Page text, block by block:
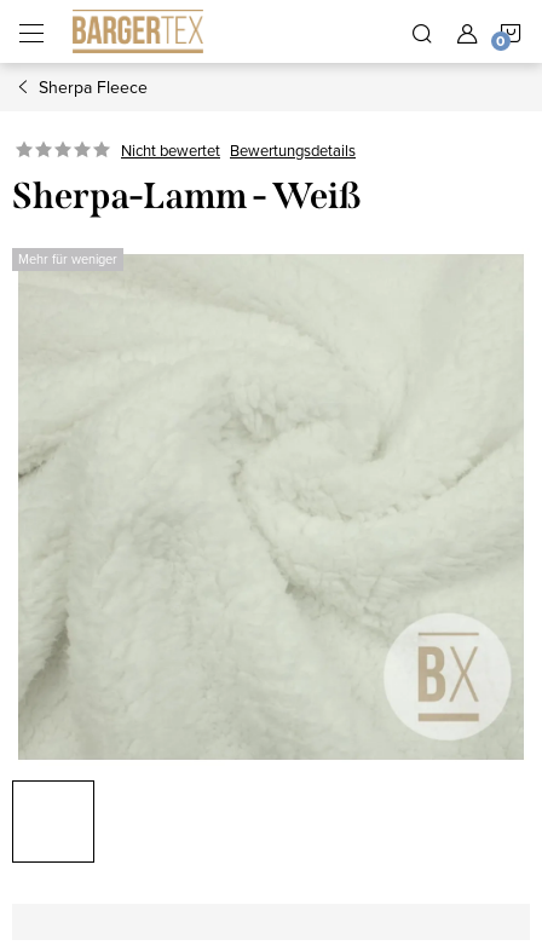
Inhalt
springen
Sherpa Fleece
Nicht bewertet Bewertungsdetails
Sherpa-Lamm - Weiß
Mehr für weniger